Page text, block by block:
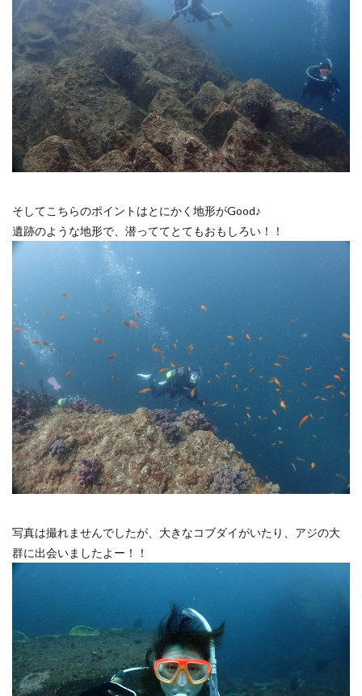
そしてこちらのポイントはとにかく地形がGood♪
遺跡のような地形で、潜っててとてもおもしろい！！
写真は撮れませんでしたが、大きなコブダイがいたり、アジの大
群に出会いましたよー！！